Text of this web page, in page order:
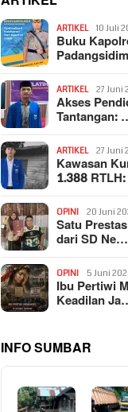
ARTIKEL 10 Juli
Buku
ARTIKEL 27 Juni
Akses
Tantangan:
ARTIKEL 27 Juni
Kawasan
1.388
OPINI 20 Juni
Satu
dari SD Ne…
OPINI 5 Juni
Ibu Pertiwi
Keadilan
INFO SUMBAR